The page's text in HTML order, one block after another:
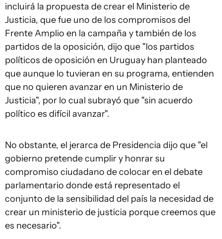
incluirá la propuesta de crear el Ministerio de
Justicia, que fue uno de los compromisos del
Frente Amplio en la campaña y también de los
partidos de la oposición, dijo que "los partidos
políticos de oposición en Uruguay han planteado
que aunque lo tuvieran en su programa, entienden
que no quieren avanzar en un Ministerio de
Justicia", por lo cual subrayó que "sin acuerdo
político es difícil avanzar".
No obstante, el jerarca de Presidencia dijo que "el
gobierno pretende cumplir y honrar su
compromiso ciudadano de colocar en el debate
parlamentario donde está representado el
conjunto de la sensibilidad del país la necesidad de
crear un ministerio de justicia porque creemos que
es necesario".